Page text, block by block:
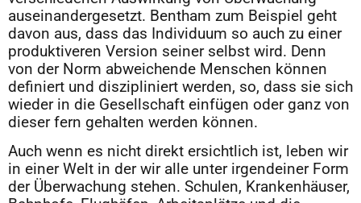
auseinandergesetzt. Bentham zum Beispiel geht
davon aus, dass das Individuum so auch zu einer
produktiveren Version seiner selbst wird. Denn
von der Norm abweichende Menschen können
definiert und diszipliniert werden, so, dass sie sich
wieder in die Gesellschaft einfügen oder ganz von
dieser fern gehalten werden können.
Auch wenn es nicht direkt ersichtlich ist, leben wir
in einer Welt in der wir alle unter irgendeiner Form
der Überwachung stehen. Schulen, Krankenhäuser,